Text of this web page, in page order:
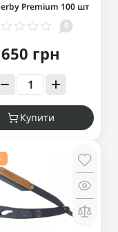
Premium 100 шт
0
650 грн
Купити